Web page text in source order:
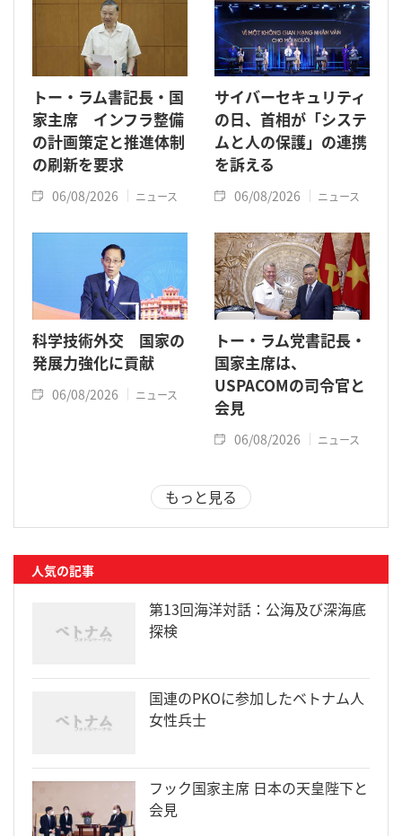
トー・ラム書記長・国
家主席 インフラ整備
の計画策定と推進体制
の刷新を要求
06/08/2026 ニュース
サイバーセキュリティ
の日、首相が「システ
ムと人の保護」の連携
を訴える
06/08/2026 ニュース
科学技術外交 国家の
発展力強化に貢献
06/08/2026 ニュース
トー・ラム党書記長・
国家主席は、
USPACOMの司令官と
会見
06/08/2026 ニュース
もっと見る
人気の記事
第13回海洋対話：公海及び深海底
探検
国連のPKOに参加したベトナム人
女性兵士
フック国家主席 日本の天皇陛下と
会見